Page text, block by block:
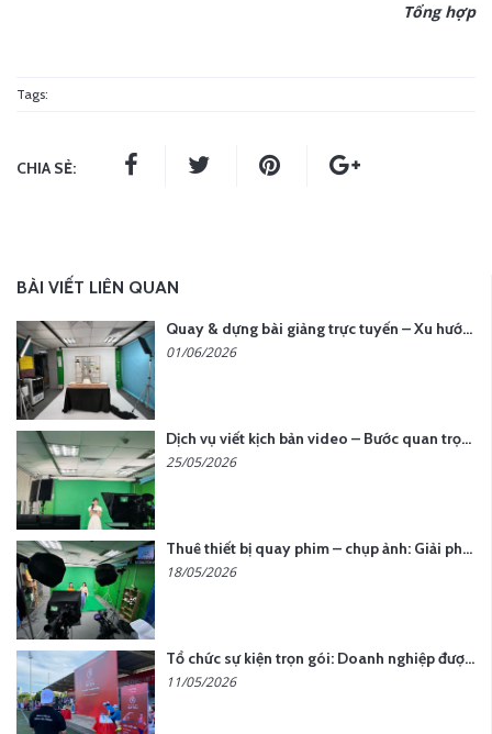
Tổng hợp
Tags:
CHIA SẺ:
BÀI VIẾT LIÊN QUAN
Quay & dựng bài giảng trực tuyến – Xu hướng đào tạo thời đại số
01/06/2026
Dịch vụ viết kịch bản video – Bước quan trọng quyết định thành công nội dung
25/05/2026
Thuê thiết bị quay phim – chụp ảnh: Giải pháp tối ưu chi phí cho doanh nghiệp
18/05/2026
Tổ chức sự kiện trọn gói: Doanh nghiệp được gì khi chọn đơn vị chuyên nghiệp?
11/05/2026